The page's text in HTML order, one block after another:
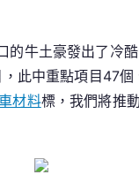
的牛土豪發出了冷
此中重點項目47
材料標，我們將推